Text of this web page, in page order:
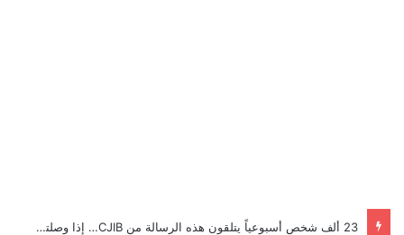
23 ألف شخص أسبوعياً يتلقون هذه الرسالة من CJIB… إذا وصلتك لا تتجاهلها؟